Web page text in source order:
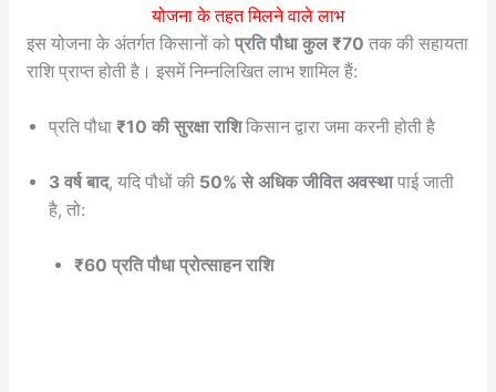
योजना के तहत मिलने वाले लाभ
इस योजना के अंतर्गत किसानों को प्रति पौधा कुल ₹70 तक की सहायता
राशि प्राप्त होती है। इसमें निम्नलिखित लाभ शामिल हैं:
प्रति पौधा ₹10 की सुरक्षा राशिकिसान द्वारा जमा करनी होती है
3 वर्ष बाद, यदि पौधों की 50% से अधिक जीवित अवस्थापाई जाती
है, तो:
₹60 प्रति पौधा प्रोत्साहन राशि